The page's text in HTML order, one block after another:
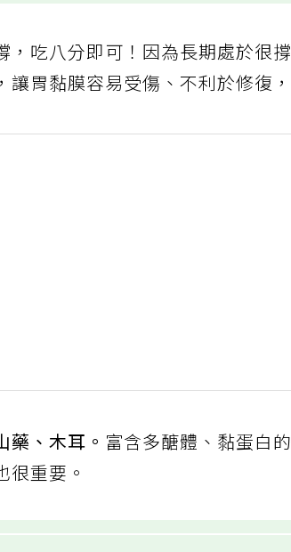
，吃八分即可！因為長期處於很
讓胃黏膜容易受傷、不利於修復
、木耳。 富含多醣體、黏蛋白
很重要。